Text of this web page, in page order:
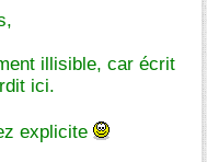
illisible, car écrit
ici.
explicite